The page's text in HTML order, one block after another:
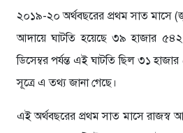
২০১৯-২০ অর্থবছরের প্রথম সাত মাসে
আদায়ে ঘাটতি হয়েছে ৩৯ হাজার
ডিসেম্বর পর্যন্ত এই ঘাটতি ছিল ৩১
সূত্রে এ তথ্য জানা গেছে।
এই অর্থবছরের প্রথম সাত মাসে রাজস্ব